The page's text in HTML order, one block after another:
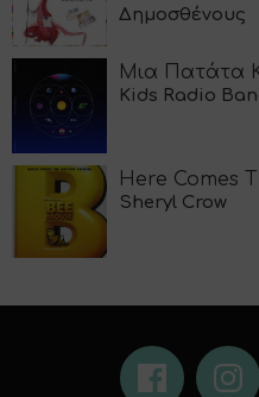
Δημοσθένους
Μια Πατάτα
Kids Radio
Here Comes
Sheryl Crow